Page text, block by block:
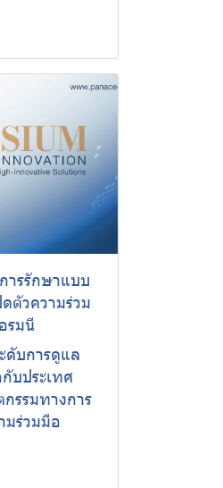
ารรักษาแบบ
ตัวความร่วม
รมนี
ดับการดูแล
บประเทศ
รรมทางการ
ร่วมมือ